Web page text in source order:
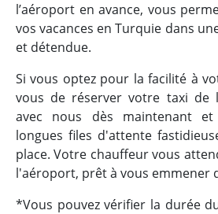
l’aéroport en avance, vous
vos vacances en Turquie dans
et détendue.
Si vous optez pour la facilité à
vous de réserver votre taxi de
avec nous dès maintenant et
longues files d'attente
place. Votre chauffeur vous
l'aéroport, prêt à vous emmener
*Vous pouvez vérifier la durée